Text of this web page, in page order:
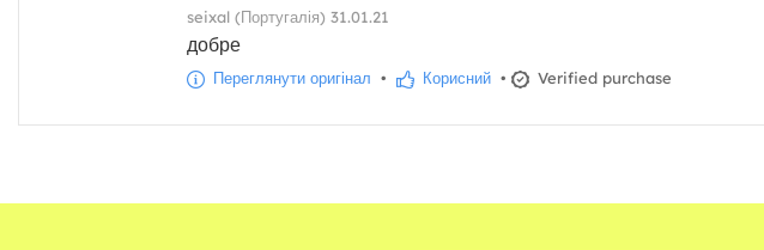
seixal (Португалія) 31.01.21
добре
Переглянути оригінал • Корисний • Verified purchase